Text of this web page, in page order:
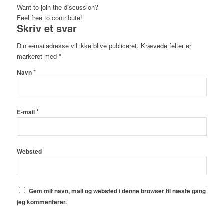
Want to join the discussion?
Feel free to contribute!
Skriv et svar
Din e-mailadresse vil ikke blive publiceret. Krævede felter er
markeret med *
Navn*
E-mail*
Websted
Gem mit navn, mail og websted i denne browser til næste gang
jeg kommenterer.